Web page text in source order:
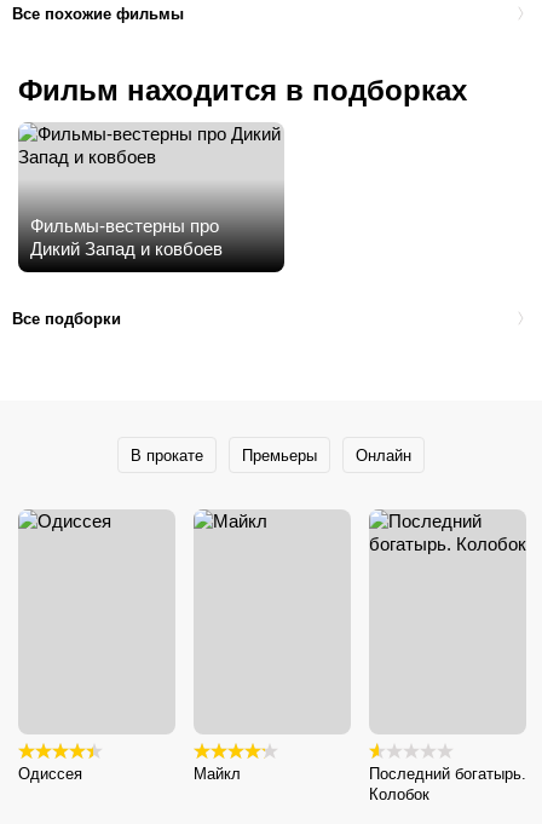
Все похожие фильмы
Фильм находится в подборках
Фильмы-вестерны про
Дикий Запад и ковбоев
Все подборки
В прокате Премьеры Онлайн
Одиссея Майкл
Последний богатырь.
Колобок